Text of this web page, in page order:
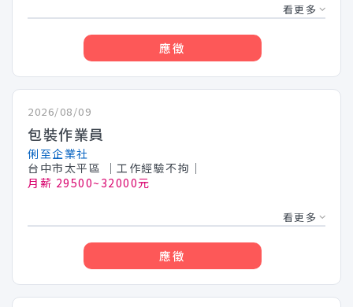
看更多
應徵
2026/08/09
包裝作業員
俐至企業社
台中市太平區
│工作經驗不拘│
月薪 29500~32000元
看更多
應徵